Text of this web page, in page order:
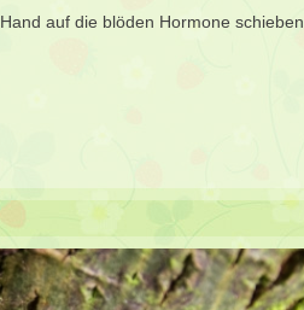
auf die blöden Hormone schieben